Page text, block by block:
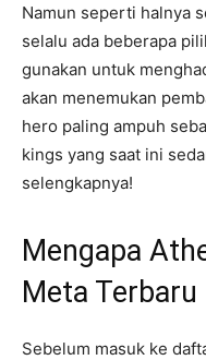
Namun seperti halnya
selalu ada beberapa
gunakan untuk
akan menemukan
hero paling ampuh
kings yang saat ini
selengkapnya!
Mengapa
Meta Terbaru
Sebelum masuk ke